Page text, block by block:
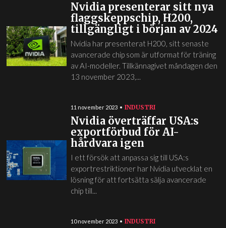
Nvidia presenterar sitt nya
flaggskeppschip, H200,
tillgängligt i början av 2024
Nvidia har presenterat H200, sitt senaste
avancerade chip som är utformat för träning
av AI-modeller. Tillkännagivet måndagen den
13 november 2023,...
11 november 2023 INDUSTRI
Nvidia överträffar USA:s
exportförbud för AI-
hårdvara igen
I ett försök att anpassa sig till USA:s
exportrestriktioner har Nvidia utvecklat en
lösning för att fortsätta sälja avancerade
chip till...
10 november 2023 INDUSTRI